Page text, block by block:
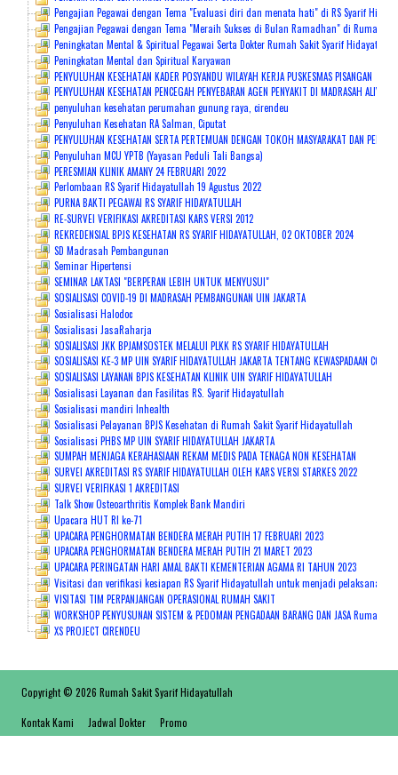
Pengajian Pegawai dengan Tema "Evaluasi diri dan menata hati" di RS Syarif
Pengajian Pegawai dengan Tema "Meraih Sukses di Bulan Ramadhan" di Rumah
Peningkatan Mental & Spiritual Pegawai Serta Dokter Rumah Sakit Syarif Hidayatullah
Peningkatan Mental dan Spiritual Karyawan
PENYULUHAN KESEHATAN KADER POSYANDU WILAYAH KERJA PUSKESMAS PISANGAN
PENYULUHAN KESEHATAN PENCEGAH PENYEBARAN AGEN PENYAKIT DI MADRASAH
penyuluhan kesehatan perumahan gunung raya, cirendeu
Penyuluhan Kesehatan RA Salman, Ciputat
PENYULUHAN KESEHATAN SERTA PERTEMUAN DENGAN TOKOH MASYARAKAT DAN
Penyuluhan MCU YPTB (Yayasan Peduli Tali Bangsa)
PERESMIAN KLINIK AMANY 24 FEBRUARI 2022
Perlombaan RS Syarif Hidayatullah 19 Agustus 2022
PURNA BAKTI PEGAWAI RS SYARIF HIDAYATULLAH
RE-SURVEI VERIFIKASI AKREDITASI KARS VERSI 2012
REKREDENSIAL BPJS KESEHATAN RS SYARIF HIDAYATULLAH, 02 OKTOBER 2024
SD Madrasah Pembangunan
Seminar Hipertensi
SEMINAR LAKTASI "BERPERAN LEBIH UNTUK MENYUSUI"
SOSIALISASI COVID-19 DI MADRASAH PEMBANGUNAN UIN JAKARTA
Sosialisasi Halodoc
Sosialisasi JasaRaharja
SOSIALISASI JKK BPJAMSOSTEK MELALUI PLKK RS SYARIF HIDAYATULLAH
SOSIALISASI KE-3 MP UIN SYARIF HIDAYATULLAH JAKARTA TENTANG KEWASPADAAN
SOSIALISASI LAYANAN BPJS KESEHATAN KLINIK UIN SYARIF HIDAYATULLAH
Sosialisasi Layanan dan Fasilitas RS. Syarif Hidayatullah
Sosialisasi mandiri Inhealth
Sosialisasi Pelayanan BPJS Kesehatan di Rumah Sakit Syarif Hidayatullah
Sosialisasi PHBS MP UIN SYARIF HIDAYATULLAH JAKARTA
SUMPAH MENJAGA KERAHASIAAN REKAM MEDIS PADA TENAGA NON KESEHATAN
SURVEI AKREDITASI RS SYARIF HIDAYATULLAH OLEH KARS VERSI STARKES 2022
SURVEI VERIFIKASI 1 AKREDITASI
Talk Show Osteoarthritis Komplek Bank Mandiri
Upacara HUT RI ke-71
UPACARA PENGHORMATAN BENDERA MERAH PUTIH 17 FEBRUARI 2023
UPACARA PENGHORMATAN BENDERA MERAH PUTIH 21 MARET 2023
UPACARA PERINGATAN HARI AMAL BAKTI KEMENTERIAN AGAMA RI TAHUN 2023
Visitasi dan verifikasi kesiapan RS Syarif Hidayatullah untuk menjadi pelaksana
VISITASI TIM PERPANJANGAN OPERASIONAL RUMAH SAKIT
WORKSHOP PENYUSUNAN SISTEM & PEDOMAN PENGADAAN BARANG DAN JASA
XS PROJECT CIRENDEU
Copyright © 2026 Rumah Sakit Syarif Hidayatullah
Kontak Kami Jadwal Dokter Promo